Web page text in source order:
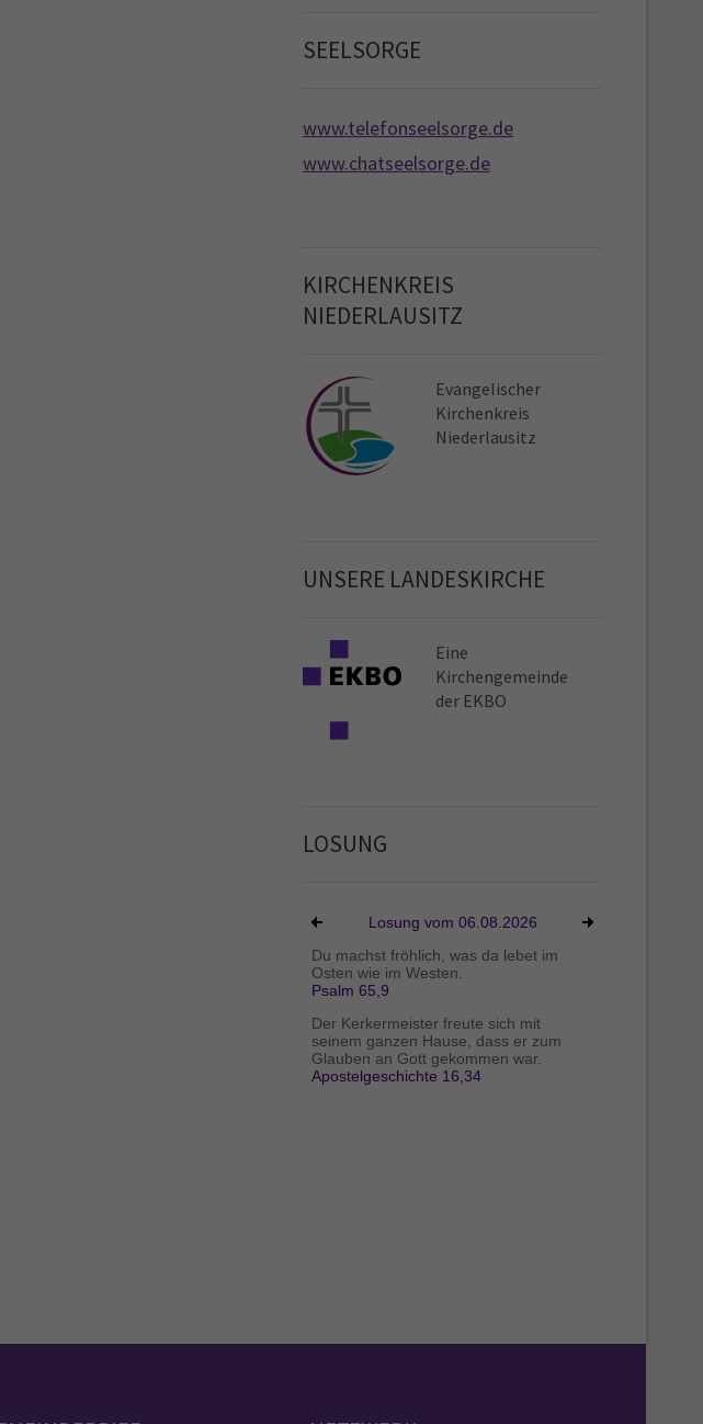
SEELSORGE
www.telefonseelsorge.de
www.chatseelsorge.de
KIRCHENKREIS
NIEDERLAUSITZ
Evangelischer
Kirchen­kreis
Niederlausitz
UNSERE LANDESKIRCHE
Eine
Kirchen­gemeinde
der EKBO
LOSUNG